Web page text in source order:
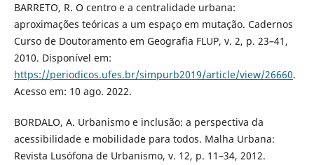
BARRETO, R. O centro e a centralidade urbana:
aproximações teóricas a um espaço em mutação. Cadernos
Curso de Doutoramento em Geografia FLUP, v. 2, p. 23–41,
2010. Disponível em:
https://periodicos.ufes.br/simpurb2019/article/view/26660.
Acesso em: 10 ago. 2022.
BORDALO, A. Urbanismo e inclusão: a perspectiva da
acessibilidade e mobilidade para todos. Malha Urbana:
Revista Lusófona de Urbanismo, v. 12, p. 11–34, 2012.